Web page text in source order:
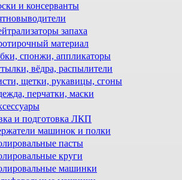
и консерванты
запаха
материал
спонжи, аппликаторы
вёдра, распылители
щетки, рукавицы, сгоны
перчатки, маски
и подготовка ЛКП
машинок и полки
пасты
круги
машинки